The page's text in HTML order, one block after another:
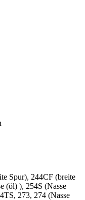
Spur), 244CF (breite
(öl) ), 254S (Nasse
273, 274 (Nasse